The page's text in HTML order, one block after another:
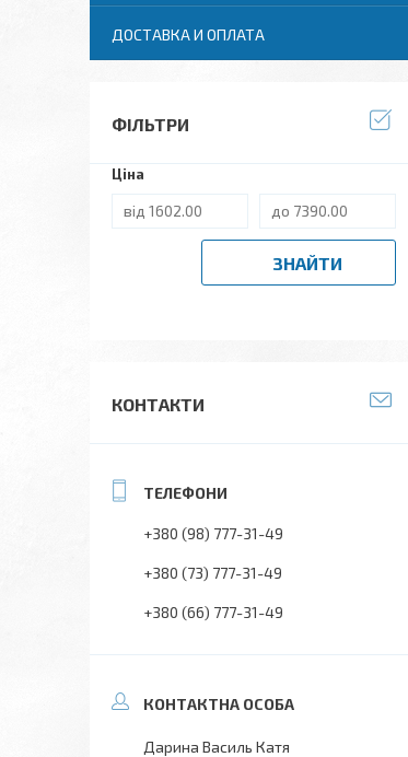
ДОСТАВКА И ОПЛАТА
ФІЛЬТРИ
Ціна
ЗНАЙТИ
КОНТАКТИ
+380 (98) 777-31-49
+380 (73) 777-31-49
+380 (66) 777-31-49
Дарина Василь Катя